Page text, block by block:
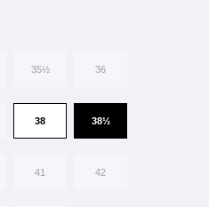
35½ 36
38 38½
41 42